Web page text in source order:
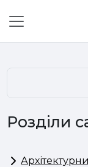
Розділи